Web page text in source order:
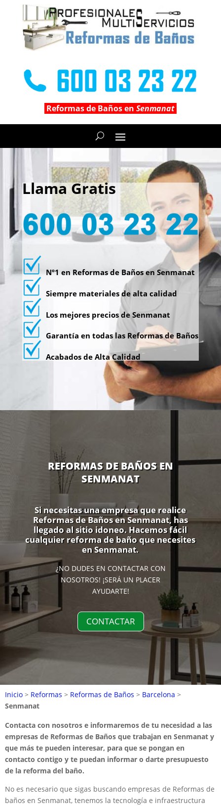
Reformas de Baños en Senmanat
Llama Gratis
Nº1 en Reformas de Baños en Senmanat
Siempre materiales de alta calidad
Los mejores precios de Senmanat
Garantía en todas las Reformas de Baños
Acabados de Alta Calidad
REFORMAS DE BAÑOS EN
SENMANAT
Si necesitas una empresa que realice
Reformas de Baños en Senmanat, has
llegado al sitio idoneo. Hacemos fácil
cualquier reforma de baño que necesites
en Senmanat.
¿NO DUDES EN CONTACTAR CON
NOSOTROS! ¡SERÁ UN PLACER
AYUDARTE!
CONTACTAR
Inicio > Reformas > Reformas de Baños > Barcelona >
Senmanat
Contacta con nosotros e informaremos de tu necesidad a las
empresas de Reformas de Baños que trabajan en Senmanat y
que más te pueden interesar, para que se pongan en
contacto contigo y te puedan informar o darte presupuesto
de la reforma del baño.
No es necesario que sigas buscando empresas de Reformas de
baños en Senmanat, tenemos la tecnología e infraestructura